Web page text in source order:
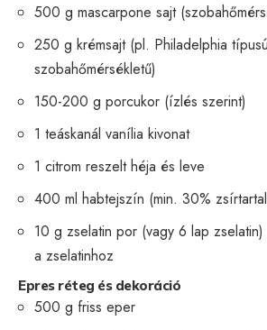
500 g mascarpone sajt
250 g krémsajt (pl. Philadelphia
szobahőmérsékletű)
150-200 g porcukor (ízlés szerint)
1 teáskanál vanília kivonat
1 citrom reszelt héja és leve
400 ml habtejszín (min. 30%
10 g zselatin por (vagy 6 lap
a zselatinhoz
Epres réteg és dekoráció
500 g friss eper